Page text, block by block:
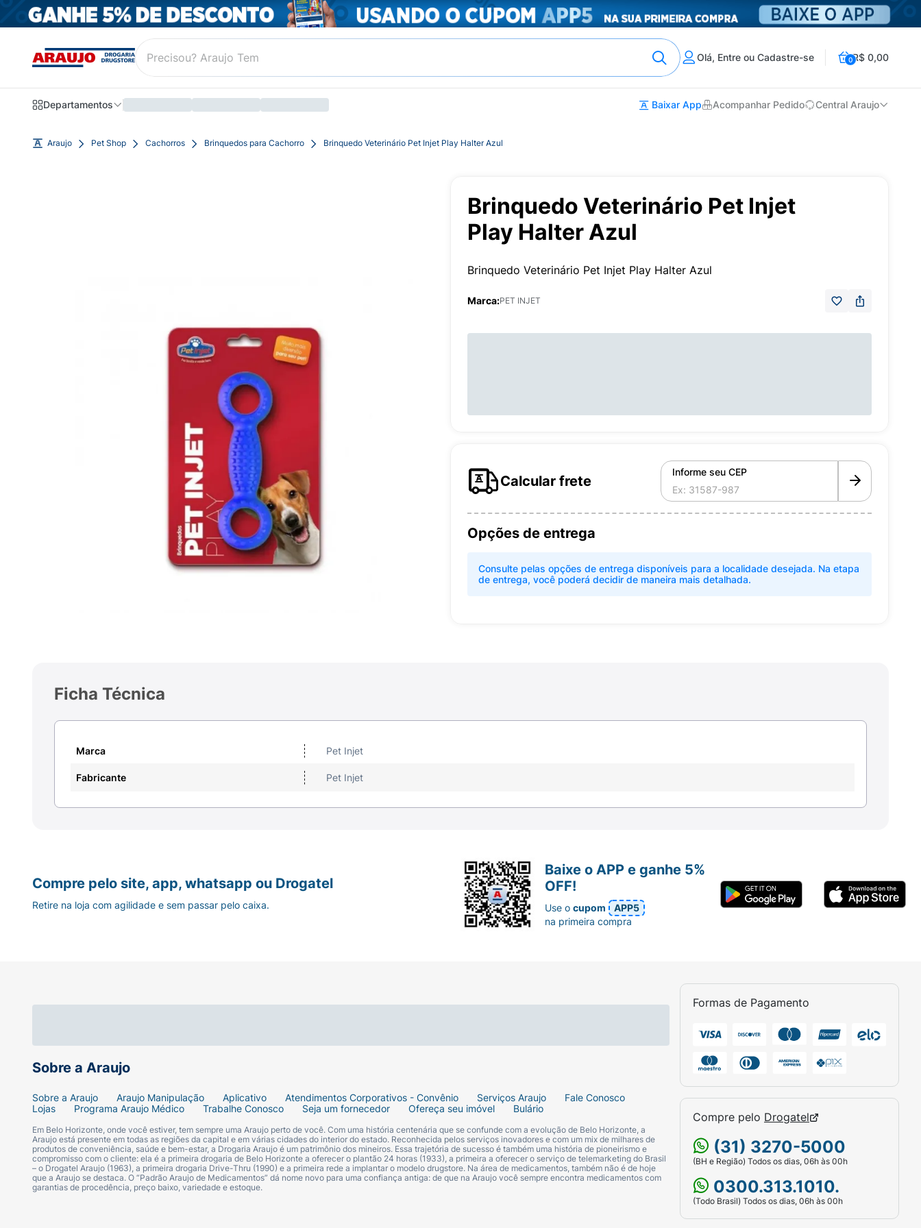
Olá, Entre ou Cadastre-se 0R$ 0,00
Departamentos Baixar App Acompanhar Pedido Central Araujo
Araujo Pet Shop Cachorros Brinquedos para Cachorro Brinquedo Veterinário Pet Injet Play Halter Azul
Brinquedo Veterinário Pet Injet
Play Halter Azul
Brinquedo Veterinário Pet Injet Play Halter Azul
Marca:PET INJET
Calcular frete
Informe seu CEP
Opções de entrega
Consulte pelas opções de entrega disponíveis para a localidade desejada. Na etapa
de entrega, você poderá decidir de maneira mais detalhada.
Ficha Técnica
Marca Pet Injet
Fabricante Pet Injet
Sobre a Araujo
Sobre a Araujo Araujo Manipulação Aplicativo Atendimentos Corporativos - Convênio Serviços Araujo
Fale Conosco
Lojas
Programa Araujo Médico Trabalhe Conosco Seja um fornecedor Ofereça seu imóvel Bulário
Em Belo Horizonte, onde você estiver, tem sempre uma Araujo perto de você. Com uma história centenária que se confunde com a evolução de Belo Horizonte, a
Araujo está presente em todas as regiões da capital e em várias cidades do interior do estado. Reconhecida pelos serviços inovadores e com um mix de milhares de
produtos de conveniência, saúde e bem-estar, a Drogaria Araujo é um patrimônio dos mineiros. Essa trajetória de sucesso é também uma história de pioneirismo e
compromisso com o cliente: ela é a primeira drogaria de Belo Horizonte a oferecer o plantão 24 horas (1933), a primeira a oferecer o serviço de telemarketing do Brasil
– o Drogatel Araujo (1963), a primeira drogaria Drive-Thru (1990) e a primeira rede a implantar o modelo drugstore. Na área de medicamentos, também não é de hoje
que a Araujo se destaca. O “Padrão Araujo de Medicamentos” dá nome novo para uma confiança antiga: de que na Araujo você sempre encontra medicamentos com
garantias de procedência, preço baixo, variedade e estoque.
Formas de Pagamento
Compre pelo Drogatel
(31) 3270-5000
(BH e Região) Todos os dias, 06h às 00h
0300.313.1010.
(Todo Brasil) Todos os dias, 06h às 00h
Compre pelo site, app, whatsapp ou Drogatel
Retire na loja com agilidade e sem passar pelo caixa.
Baixe o APP e ganhe 5%
OFF!
Use ocupom
APP5
na primeira compra